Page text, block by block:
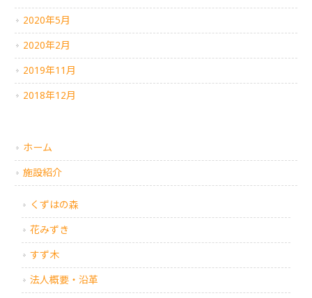
2020年5月
2020年2月
2019年11月
2018年12月
ホーム
施設紹介
くずはの森
花みずき
すず木
法人概要・沿革